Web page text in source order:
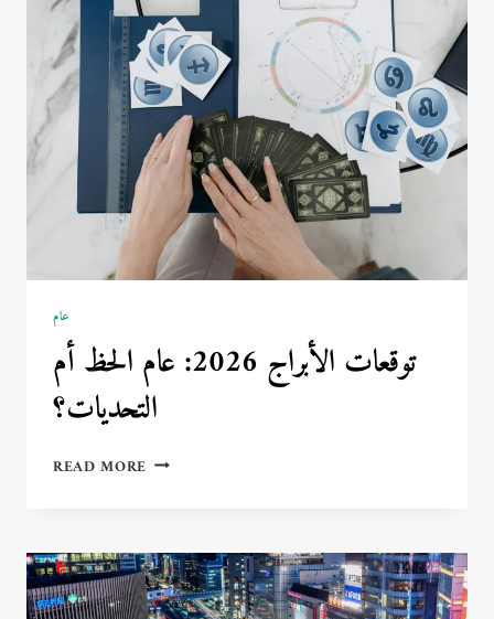
الملابس
التقليدية
عام
توقعات الأبراج 2026: عام الحظ أم
التحديات؟
READ MORE توقعات
الحظ
أم
التحديات؟